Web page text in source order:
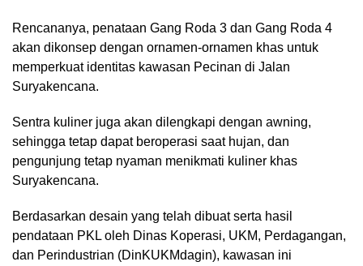
Rencananya, penataan Gang Roda 3 dan Gang Roda 4
akan dikonsep dengan ornamen-ornamen khas untuk
memperkuat identitas kawasan Pecinan di Jalan
Suryakencana.
Sentra kuliner juga akan dilengkapi dengan awning,
sehingga tetap dapat beroperasi saat hujan, dan
pengunjung tetap nyaman menikmati kuliner khas
Suryakencana.
Berdasarkan desain yang telah dibuat serta hasil
pendataan PKL oleh Dinas Koperasi, UKM, Perdagangan,
dan Perindustrian (DinKUKMdagin), kawasan ini